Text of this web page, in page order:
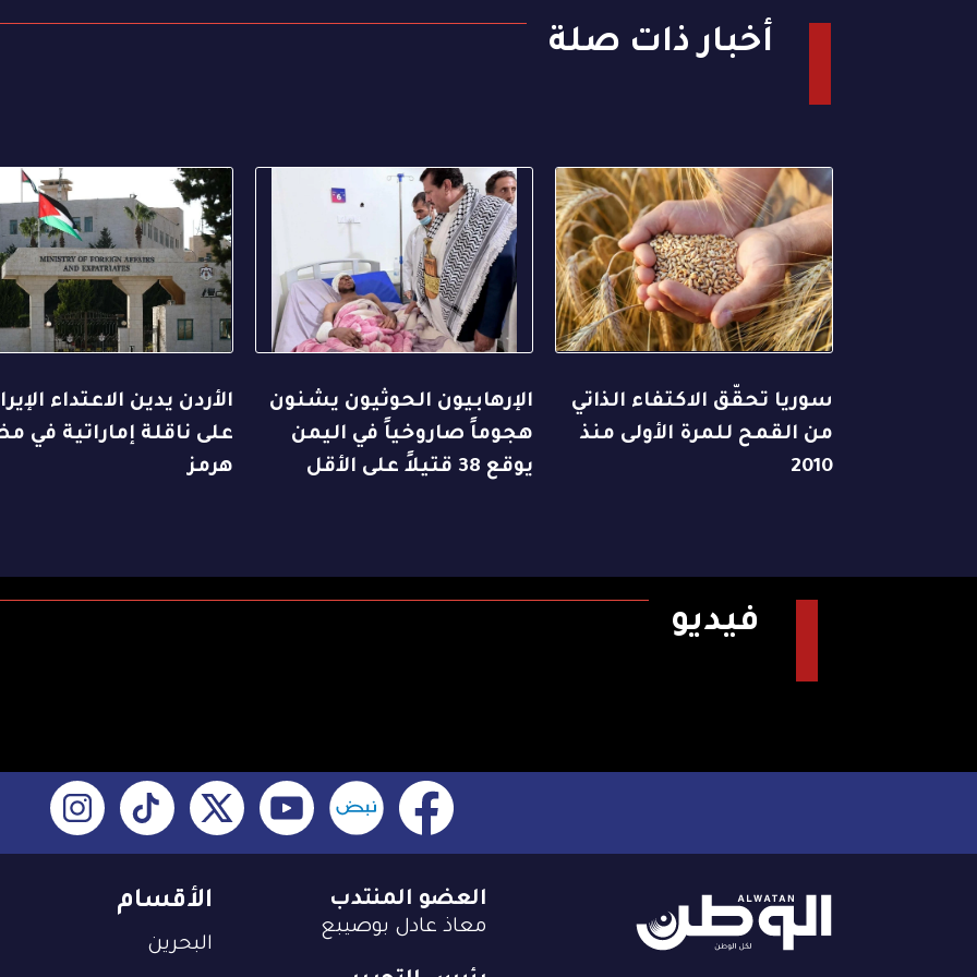
أخبار ذات صلة
سوريا تحقّق الاكتفاء الذاتي
من القمح للمرة الأولى منذ
2010
الإرهابيون الحوثيون يشنون
هجوماً صاروخياً في اليمن
يوقع 38 قتيلاً على الأقل
الأردن يدين الاعتداء
على ناقلة إماراتية في
هرمز
فيديو
الأقسام
البحرين
العضو المنتدب
معاذ عادل بوصيبع